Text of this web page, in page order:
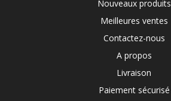
Nouveaux produits
Meilleures ventes
Contactez-nous
A propos
Livraison
Paiement sécurisé